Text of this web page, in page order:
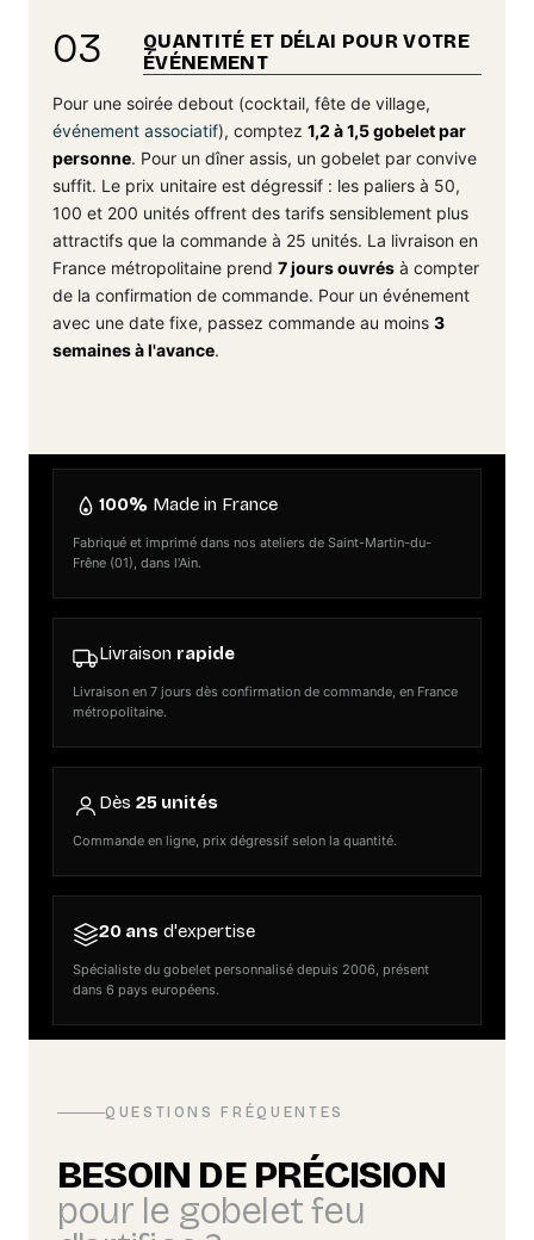
03
QUANTITÉ ET DÉLAI POUR VOTRE
ÉVÉNEMENT
Pour une soirée debout (cocktail, fête de village,
événement associatif), comptez 1,2 à 1,5 gobelet par
personne. Pour un dîner assis, un gobelet par convive
suffit. Le prix unitaire est dégressif : les paliers à 50,
100 et 200 unités offrent des tarifs sensiblement plus
attractifs que la commande à 25 unités. La livraison en
France métropolitaine prend 7 jours ouvrés à compter
de la confirmation de commande. Pour un événement
avec une date fixe, passez commande au moins 3
semaines à l'avance.
100% Made in France
Fabriqué et imprimé dans nos ateliers de Saint-Martin-du-
Frêne (01), dans l'Ain.
Livraison rapide
Livraison en 7 jours dès confirmation de commande, en France
métropolitaine.
Dès 25 unités
Commande en ligne, prix dégressif selon la quantité.
20 ans d'expertise
Spécialiste du gobelet personnalisé depuis 2006, présent
dans 6 pays européens.
QUESTIONS FRÉQUENTES
BESOIN DE PRÉCISION
pour le gobelet feu